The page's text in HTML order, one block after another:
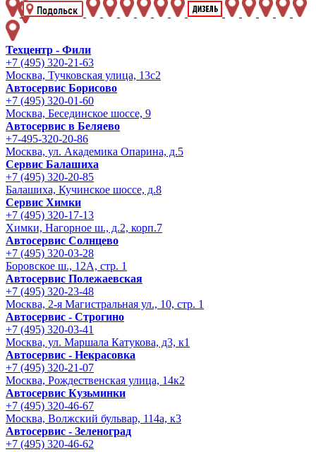
Техцентр - Фили
+7 (495) 320-21-63
Москва, Тучковская улица, 13с2
Автосервис Борисово
+7 (495) 320-01-60
Москва, Бесединское шоссе, 9
Автосервис в Беляево
+7-495-320-20-86
Москва, ул. Академика Опарина, д.5
Сервис Балашиха
+7 (495) 320-20-85
Балашиха, Кучинское шоссе, д.8
Сервис Химки
+7 (495) 320-17-13
Химки, Нагорное ш., д.2, корп.7
Автосервис Солнцево
+7 (495) 320-03-28
Боровское ш., 12А, стр. 1
Автосервис Полежаевская
+7 (495) 320-23-48
Москва, 2-я Магистральная ул., 10, стр. 1
Автосервис - Строгино
+7 (495) 320-03-41
Москва, ул. Маршала Катукова, д3, к1
Автосервис - Некрасовка
+7 (495) 320-21-07
Москва, Рождественская улица, 14к2
Автосервис Кузьминки
+7 (495) 320-46-67
Москва, Волжский бульвар, 114а, к3
Автосервис - Зеленоград
+7 (495) 320-46-62